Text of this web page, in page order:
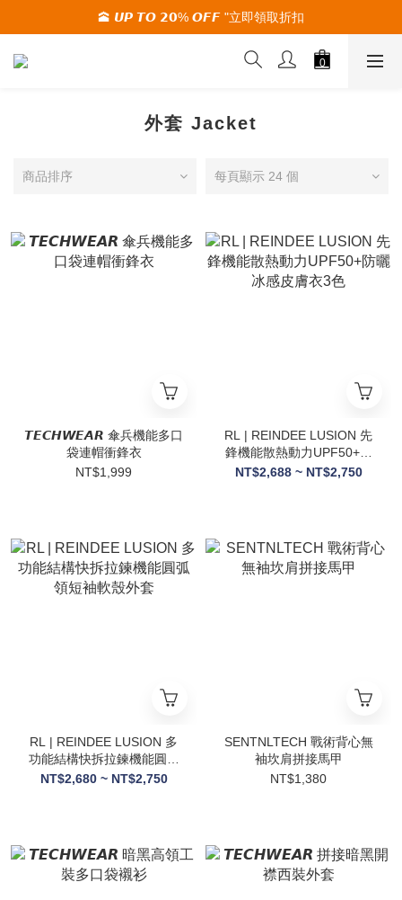
🚚夏季活動期間 滿2000限時免運🚚
🕋 𝙐𝙋 𝙏𝙊 𝟮𝟬% 𝙊𝙁𝙁 "立即領取折扣
🚚夏季活動期間 滿2000限時免運🚚
外套 Jacket
商品排序 每頁顯示 24 個
𝙏𝙀𝘾𝙃𝙒𝙀𝘼𝙍 傘兵機能多口
袋連帽衝鋒衣
NT$1,999
RL | REINDEE LUSION 先
鋒機能散熱動力UPF50+防
曬冰感皮膚衣3色
NT$2,688 ~ NT$2,750
RL | REINDEE LUSION 多
功能結構快拆拉鍊機能圓弧
領短袖軟殼外套
NT$2,680 ~ NT$2,750
SENTNLTECH 戰術背心無
袖坎肩拼接馬甲
NT$1,380